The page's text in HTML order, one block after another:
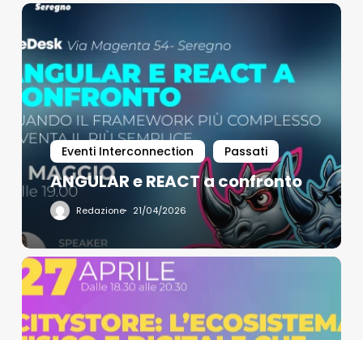
Eventi Interconnection Passati
ANGULAR e REACT a confronto
Redazione 21/04/2026